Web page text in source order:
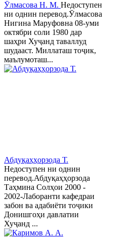
Ӯлмасова Н. М. Недоступен
ни однин перевод.Ӯлмасова
Нигина Маруфовна 08-уми
октябри соли 1980 дар
шаҳри Хуҷанд таваллуд
шудааст. Миллаташ тоҷик,
маълумоташ...
Абдуқаҳҳорзода Т.
Недоступен ни однин
перевод.Абдуқаҳҳорзода
Таҳмина Солҳои 2000 -
2002-Лаборанти кафедраи
забон ва адабиёти тоҷики
Донишгоҳи давлатии
Хуҷанд ...